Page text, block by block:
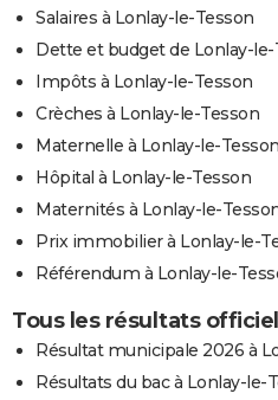
Salaires à Lonlay-le-Tesson
Dette et budget de Lonlay-le-
Impôts à Lonlay-le-Tesson
Crèches à Lonlay-le-Tesson
Maternelle à Lonlay-le-Tesson
Hôpital à Lonlay-le-Tesson
Maternités à Lonlay-le-
Prix immobilier à Lonlay-le-
Référendum à Lonlay-le-
Tous les résultats
Résultat municipale 2026 à
Résultats du bac à Lonlay-le-